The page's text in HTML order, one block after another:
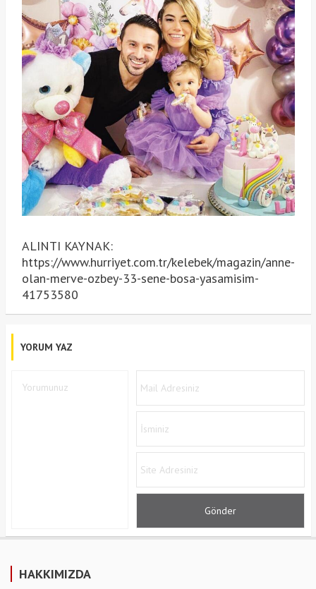
ALINTI KAYNAK:
https://www.hurriyet.com.tr/kelebek/magazin/anne-
olan-merve-ozbey-33-sene-bosa-yasamisim-
41753580
YORUM YAZ
HAKKIMIZDA